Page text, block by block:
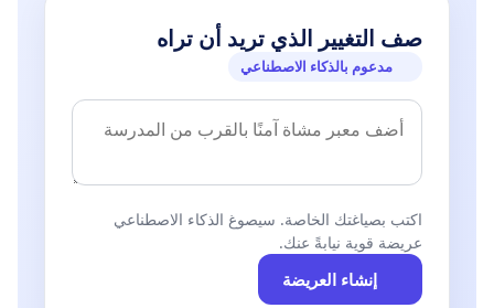
صف التغيير الذي تريد أن تراه
مدعوم بالذكاء الاصطناعي
اكتب بصياغتك الخاصة. سيصوغ الذكاء الاصطناعي
عريضة قوية نيابةً عنك.
إنشاء العريضة